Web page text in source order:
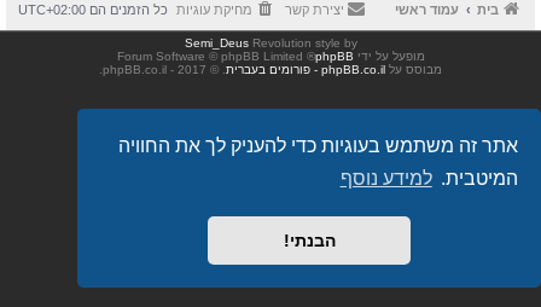
אתר זה משתמש בעוגיות כדי להעניק לך את החוויה
המיטבית. למידע נוסף
הבנתי!
בית עמוד ראשי כל הזמנים הם UTC+02:00 מחיקת עוגיות יצירת קשר
Revolution style by
Semi_Deus
מופעל על ידי phpBB
® Forum Software © phpBB Limited
מבוסס על phpBB.co.il - פורומים בעברית . © 2017 - phpBB.co.il.